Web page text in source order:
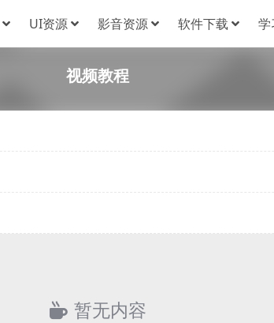
UI资源 影音资源 软件下载 学
视频教程
暂无内容